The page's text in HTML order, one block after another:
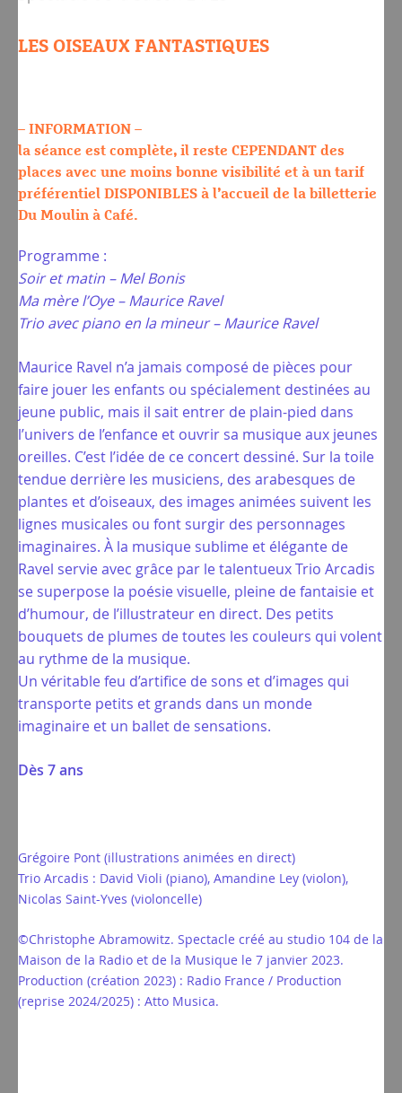
LES OISEAUX FANTASTIQUES
– INFORMATION –
la séance est complète, il reste CEPENDANT des
places avec une moins bonne visibilité et à un tarif
préférentiel DISPONIBLES à l’accueil de la billetterie
Du Moulin à Café.
Programme :
Soir et matin – Mel Bonis
Ma mère l’Oye – Maurice Ravel
Trio avec piano en la mineur – Maurice Ravel
Maurice Ravel n’a jamais composé de pièces pour
faire jouer les enfants ou spécialement destinées au
jeune public, mais il sait entrer de plain-pied dans
l’univers de l’enfance et ouvrir sa musique aux jeunes
oreilles. C’est l’idée de ce concert dessiné. Sur la toile
tendue derrière les musiciens, des arabesques de
plantes et d’oiseaux, des images animées suivent les
lignes musicales ou font surgir des personnages
imaginaires. À la musique sublime et élégante de
Ravel servie avec grâce par le talentueux Trio Arcadis
se superpose la poésie visuelle, pleine de fantaisie et
d’humour, de l’illustrateur en direct. Des petits
bouquets de plumes de toutes les couleurs qui volent
au rythme de la musique.
Un véritable feu d’artifice de sons et d’images qui
transporte petits et grands dans un monde
imaginaire et un ballet de sensations.
Dès 7 ans
Grégoire Pont (illustrations animées en direct)
Trio Arcadis : David Violi (piano), Amandine Ley (violon),
Nicolas Saint-Yves (violoncelle)
©Christophe Abramowitz. Spectacle créé au studio 104 de la
Maison de la Radio et de la Musique le 7 janvier 2023.
Production (création 2023) : Radio France / Production
(reprise 2024/2025) : Atto Musica.